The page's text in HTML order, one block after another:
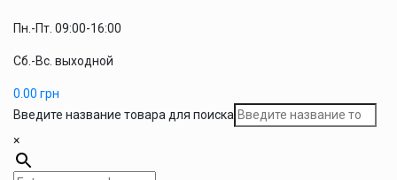
Пн.-Пт. 09:00-16:00
Сб.-Вс. выходной
0.00 грн
Введите название товара для поиска
×